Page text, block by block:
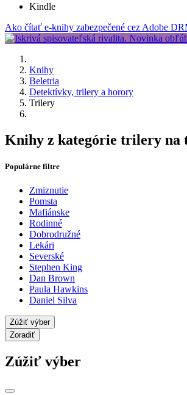
Kindle
Ako čítať e-knihy zabezpečené cez Adobe
Knihy
Beletria
Detektívky, trilery a horory
Trilery
Knihy z kategórie trilery na
Populárne filtre
Zmiznutie
Pomsta
Mafiánske
Rodinné
Dobrodružné
Lekári
Severské
Stephen King
Dan Brown
Paula Hawkins
Daniel Silva
Zúžiť výber
Zoradiť
Zúžiť výber